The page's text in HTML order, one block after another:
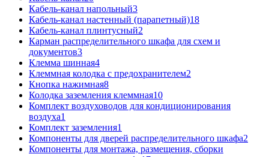
Кабель-канал напольный3
Кабель-канал настенный (парапетный)18
Кабель-канал плинтусный2
Карман распределительного шкафа для схем и
документов3
Клемма шинная4
Клеммная колодка с предохранителем2
Кнопка нажимная8
Колодка заземления клеммная10
Комплект воздуховодов для кондиционирования
воздуха1
Комплект заземления1
Компоненты для дверей распределительного шкафа2
Компоненты для монтажа, размещения, сборки